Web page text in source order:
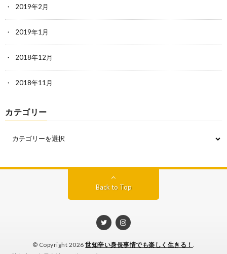
2019年2月
2019年1月
2018年12月
2018年11月
カテゴリー
Back to Top
© Copyright 2026世知辛い身長事情でも楽しく生きる！